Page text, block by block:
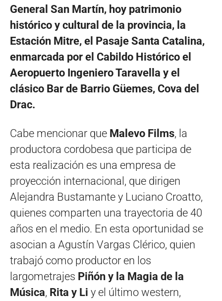
General San Martín, hoy patrimonio
histórico y cultural de la provincia, la
Estación Mitre, el Pasaje Santa Catalina,
enmarcada por el Cabildo Histórico el
Aeropuerto Ingeniero Taravella y el
clásico Bar de Barrio Güemes, Cova del
Drac.
Cabe mencionar que Malevo Films, la
productora cordobesa que participa de
esta realización es una empresa de
proyección internacional, que dirigen
Alejandra Bustamante y Luciano Croatto,
quienes comparten una trayectoria de 40
años en el medio. En esta oportunidad se
asocian a Agustín Vargas Clérico, quien
trabajó como productor en los
largometrajes Piñón y la Magia de la
Música, Rita y Li y el último western,